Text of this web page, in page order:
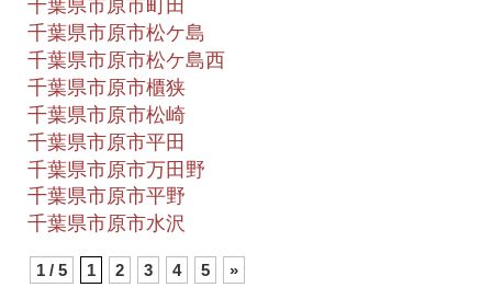
千葉県市原市町田
千葉県市原市松ケ島
千葉県市原市松ケ島西
千葉県市原市櫃狭
千葉県市原市松崎
千葉県市原市平田
千葉県市原市万田野
千葉県市原市平野
千葉県市原市水沢
1 / 5 1 2 3 4 5 »